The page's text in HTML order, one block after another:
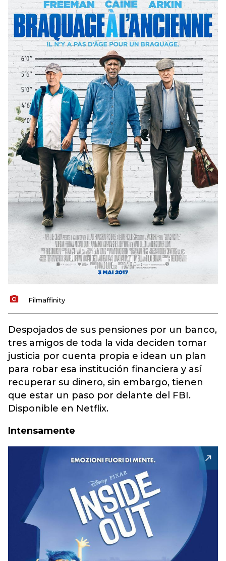
Filmaffinity
Despojados de sus pensiones por un banco,
tres amigos de toda la vida deciden tomar
justicia por cuenta propia e idean un plan
para robar esa institución financiera y así
recuperar su dinero, sin embargo, tienen
que estar un paso por delante del FBI.
Disponible en Netflix.
Intensamente